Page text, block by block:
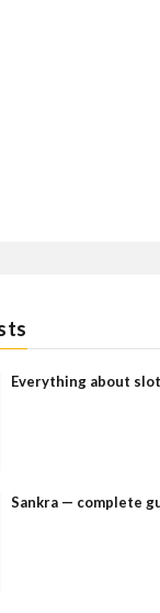
Everything about
Sankra — complete